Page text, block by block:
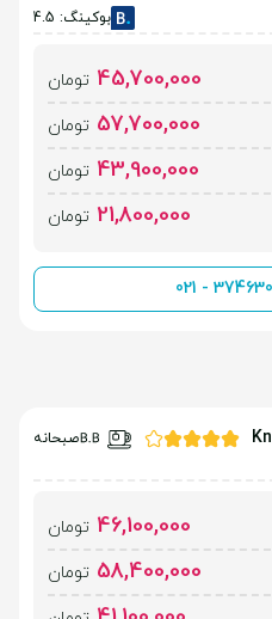
بوکینگ: 4.5
45,700,000 تومان
57,700,000 تومان
43,900,000 تومان
21,800,000 تومان
021 -
صبحانه
46,100,000 تومان
58,400,000 تومان